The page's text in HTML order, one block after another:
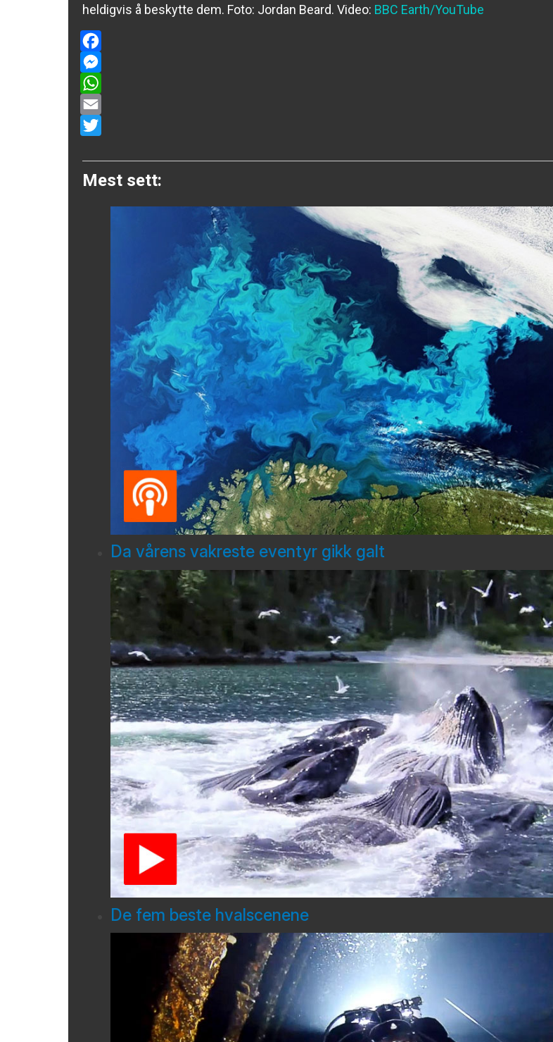
heldigvis å beskytte dem. Foto: Jordan Beard. Video: BBC Earth/YouTube
Facebook
Messenger
WhatsApp
Email
Mest sett:
Da vårens vakreste eventyr gikk galt
De fem beste hvalscenene